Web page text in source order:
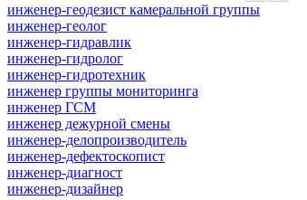
инженер-геодезист камеральной группы
инженер-геолог
инженер-гидравлик
инженер-гидролог
инженер-гидротехник
инженер группы мониторинга
инженер ГСМ
инженер дежурной смены
инженер-делопроизводитель
инженер-дефектоскопист
инженер-диагност
инженер-дизайнер